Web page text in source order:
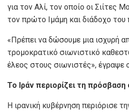
για τον Αλί, τον οποίο οι Σιίτες
τον πρώτο Ιμάμη και διάδοχο
«Πρέπει να δώσουμε μια ισχυρή
τρομοκρατικό σιωνιστικό
έλεος στους σιωνιστές», έγραψε
Το Ιράν περιορίζει τη πρόσβαση
Η ιρανική κυβέρνηση περιόρισε